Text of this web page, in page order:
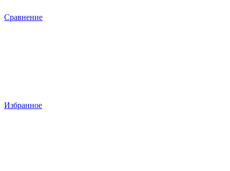
Сравнение
Избранное